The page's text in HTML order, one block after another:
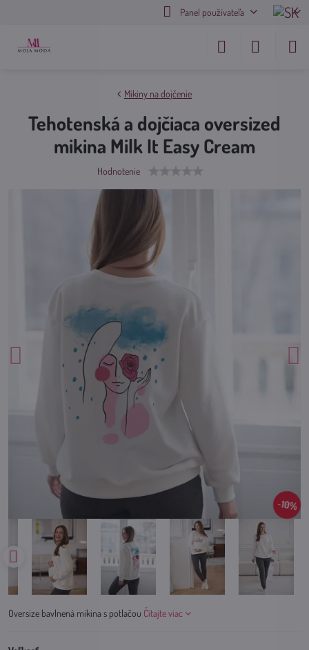
Panel používateľa
10%
Mikiny na dojčenie
Tehotenská a dojčiaca oversized
mikina Milk It Easy Cream
Hodnotenie
Oversize bavlnená mikina s potlačou Čítajte viac